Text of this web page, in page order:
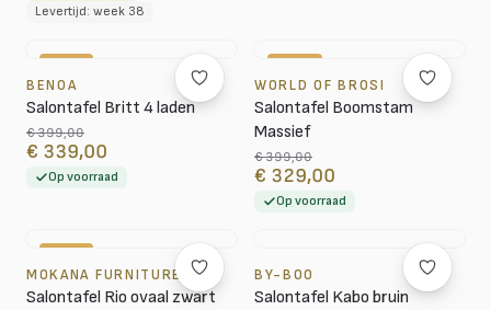
Levertijd: week 38
BENOA
Salontafel Britt 4 laden
€ 399,00
€ 339,00
Op voorraad
WORLD OF BROSI
Salontafel Boomstam
Massief
€ 399,00
€ 329,00
Op voorraad
MOKANA FURNITURE
Salontafel Rio ovaal zwart
BY-BOO
Salontafel Kabo bruin